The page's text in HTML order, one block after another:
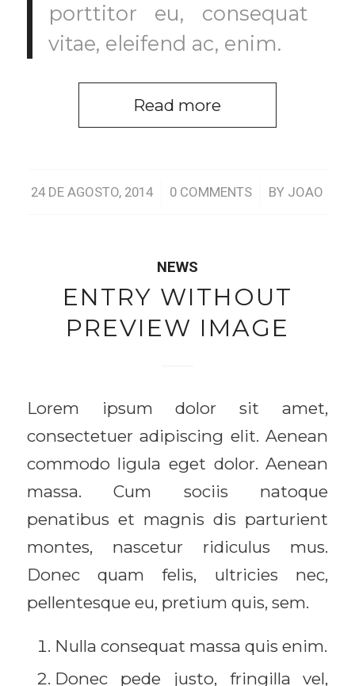
porttitor eu, consequat
vitae, eleifend ac, enim.
Read more
24 DE AGOSTO, 2014
/ 0 COMMENTS
/ BY JOAO
NEWS
ENTRY WITHOUT
PREVIEW IMAGE
Lorem ipsum dolor sit amet,
consectetuer adipiscing elit. Aenean
commodo ligula eget dolor. Aenean
massa. Cum sociis natoque
penatibus et magnis dis parturient
montes, nascetur ridiculus mus.
Donec quam felis, ultricies nec,
pellentesque eu, pretium quis, sem.
Nulla consequat massa quis enim.
Donec pede justo, fringilla vel,